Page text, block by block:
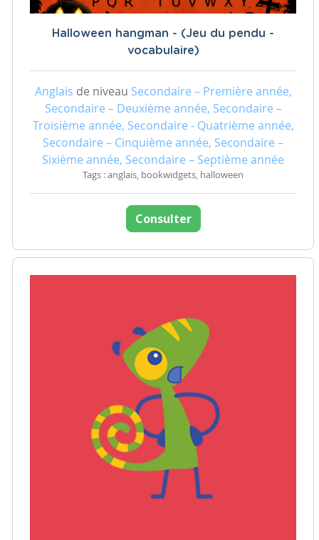
Halloween hangman - (Jeu du pendu -
vocabulaire)
Anglais de niveau Secondaire – Première année,
Secondaire – Deuxième année, Secondaire –
Troisième année, Secondaire - Quatrième année,
Secondaire – Cinquième année, Secondaire –
Sixième année, Secondaire – Septième année
Tags : anglais, bookwidgets, halloween
Consulter